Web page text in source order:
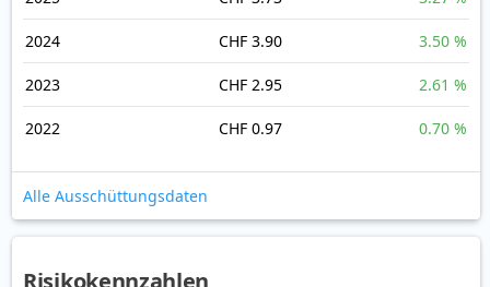
2024 CHF 3.90 3.50 %
2023 CHF 2.95 2.61 %
2022 CHF 0.97 0.70 %
Alle Ausschüttungsdaten